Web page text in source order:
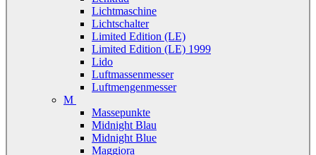
Lichtmaschine
Lichtschalter
Limited Edition (LE)
Limited Edition (LE) 1999
Lido
Luftmassenmesser
Luftmengenmesser
M
Massepunkte
Midnight Blau
Midnight Blue
Maggiora